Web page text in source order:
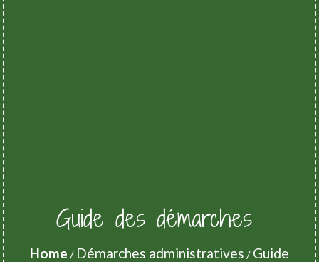
Guide des démarches
Home / Démarches administratives / Guide